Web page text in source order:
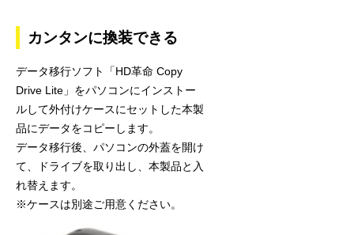
カンタンに換装できる
データ移行ソフト「HD革命 Copy
Drive Lite」をパソコンにインストー
ルして外付けケースにセットした本製
品にデータをコピーします。
データ移行後、パソコンの外蓋を開け
て、ドライブを取り出し、本製品と入
れ替えます。
※ケースは別途ご用意ください。